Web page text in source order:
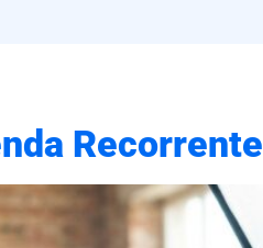
Recorrente